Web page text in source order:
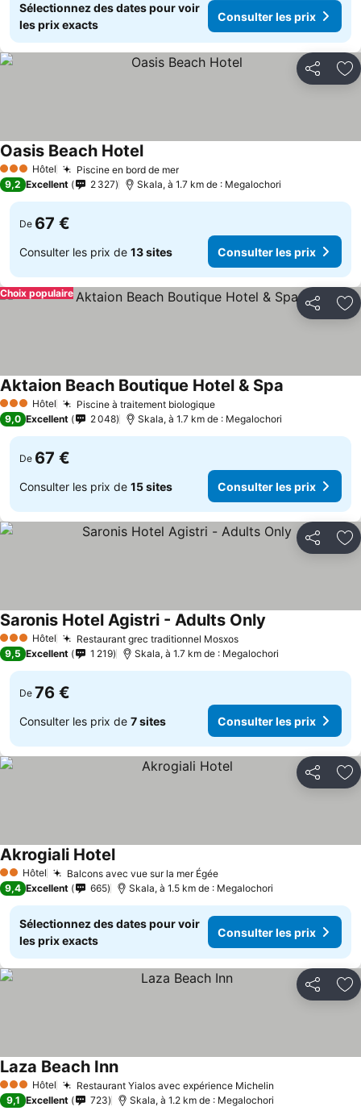
Sélectionnez des dates pour voir
les prix exacts
Consulter les prix
Partager
3 ÉtoilesHôtel Piscine en bord de mer
Oasis Beach Hotel
9,2 Excellent 2 327 Skala, à 1.7 km de : Megalochori
De 67 €
Consulter les prix de 13 sites Consulter les prix
Partager
Choix populaire
3 ÉtoilesHôtel Piscine à traitement biologique
Aktaion Beach Boutique Hotel & Spa
9,0 Excellent 2 048 Skala, à 1.7 km de : Megalochori
De 67 €
Consulter les prix de 15 sites Consulter les prix
Partager
3 ÉtoilesHôtel Restaurant grec traditionnel Mosxos
Saronis Hotel Agistri - Adults Only
9,5 Excellent 1 219 Skala, à 1.7 km de : Megalochori
De 76 €
Consulter les prix de 7 sites Consulter les prix
Partager
2 Étoiles
Hôtel Balcons avec vue sur la mer Égée
Akrogiali Hotel
9,4 Excellent 665 Skala, à 1.5 km de : Megalochori
Sélectionnez des dates pour voir
les prix exacts
Consulter les prix
Partager
3 ÉtoilesHôtel Restaurant Yialos avec expérience Michelin
Laza Beach Inn
9,1 Excellent 723 Skala, à 1.2 km de : Megalochori